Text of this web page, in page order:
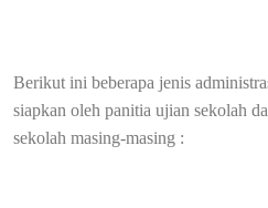
Berikut ini beberapa jenis
siapkan oleh panitia ujian sekolah
sekolah masing-masing :